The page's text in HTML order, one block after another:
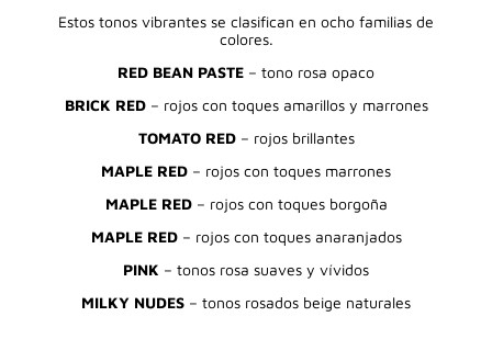
Estos tonos vibrantes se clasifican en ocho familias de
colores.
RED BEAN PASTE – tono rosa opaco
BRICK RED– rojos con toques amarillos y marrones
TOMATO RED – rojos brillantes
MAPLE RED – rojos con toques marrones
MAPLE RED– rojos con toques borgoña
MAPLE RED– rojos con toques anaranjados
PINK – tonos rosa suaves y vívidos
MILKY NUDES – tonos rosados beige naturales